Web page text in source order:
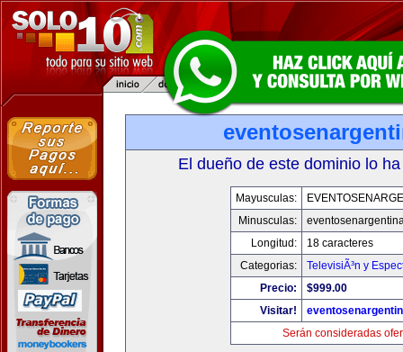
El dueño de este dominio lo
Mayusculas:
Minusculas:
Longitud:
18 caracteres
Categorias:
TelevisiÃ³n y
Precio:
$999.00
Visitar!
Serán consideradas